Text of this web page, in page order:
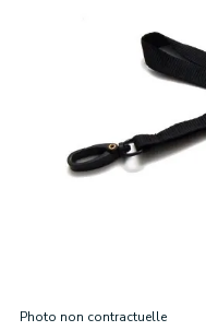
Photo non contractuelle